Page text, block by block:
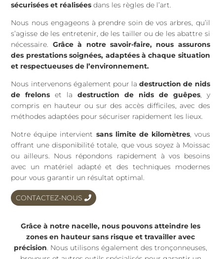
sécurisées et réalisées dans les règles de l’art.
Nous nous engageons à prendre soin de vos arbres, qu’il
s’agisse de les entretenir, de les tailler ou de les abattre si
nécessaire. Grâce à notre savoir-faire, nous assurons
des prestations soignées, adaptées à chaque situation
et respectueuses de l’environnement.
Nous intervenons également pour ladestruction de nids
de frelons et ladestruction de nids de guêpes, y
compris en hauteur ou sur des accès difficiles, avec des
méthodes adaptées pour sécuriser rapidement les lieux.
Notre équipe intervient sans limite de kilomètres, vous
offrant une disponibilité totale, que vous soyez à Moissac
ou ailleurs. Nous répondons rapidement à vos besoins
avec un matériel adapté et des techniques modernes
pour vous garantir un résultat optimal.
CONTACTEZ-NOUS
Grâce à notre nacelle, nous pouvons atteindre les
zones en hauteur sans risque et travailler avec
précision. Nous utilisons également des tronçonneuses,